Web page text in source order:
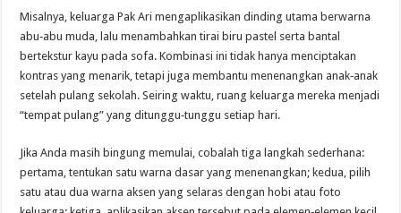
Misalnya, keluarga Pak Ari mengaplikasikan dinding utama berwarna
abu‑abu muda, lalu menambahkan tirai biru pastel serta bantal
bertekstur kayu pada sofa. Kombinasi ini tidak hanya menciptakan
kontras yang menarik, tetapi juga membantu menenangkan anak‑anak
setelah pulang sekolah. Seiring waktu, ruang keluarga mereka menjadi
“tempat pulang” yang ditunggu‑tunggu setiap hari.
Jika Anda masih bingung memulai, cobalah tiga langkah sederhana:
pertama, tentukan satu warna dasar yang menenangkan; kedua, pilih
satu atau dua warna aksen yang selaras dengan hobi atau foto